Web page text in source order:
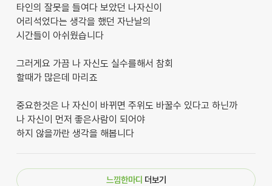
타인의 잘못을 들여다 보았던 나자신이
어리석었다는 생각을 했던 자난날의
시간들이 아쉬웠습니다
그러게요 가끔 나 자신도 실수를해서 참회
할때가 많은데 마리죠
중요한것은 나 자신이 바뀌면 주위도 바꿀수 있다고 하닌까
나 자신이 먼저 좋은사람이 되어야
하지 않을까란 생각을 해봅니다
느낌한마디 더보기